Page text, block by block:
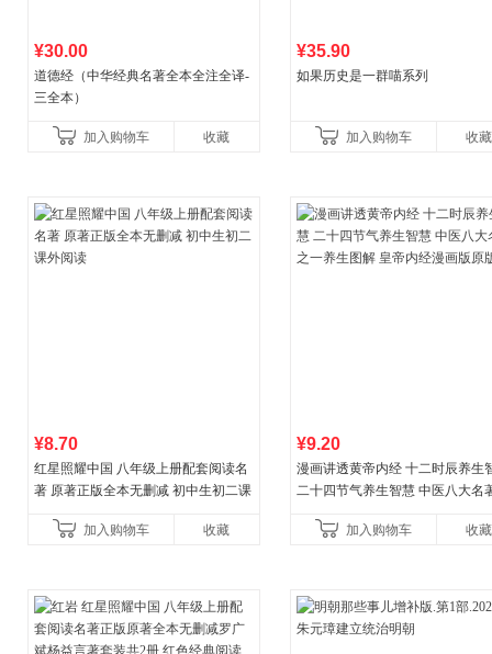
¥30.00
道德经（中华经典名著全本全注全译-
三全本）
加入购物车 收藏
¥35.90
如果历史是一群喵系列
加入购物车 收藏
¥8.70
红星照耀中国 八年级上册配套阅读名
著 原著正版全本无删减 初中生初二课
加入购物车
收藏
¥9.20
漫画讲透黄帝内经 十二时辰养生
二十四节气养生智慧 中医八大名
加入购物车
收藏